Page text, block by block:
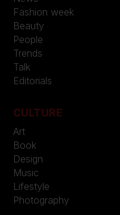
Fashion week
Beauty
People
Trends
Talk
Editorials
CULTURE
Art
Book
Design
Music
Lifestyle
Photography